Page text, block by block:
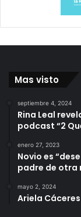
Mas visto
septiembre 4, 2024
Rina Leal
podcast “2
enero 27, 2023
Novio es
padre de otra
mayo 2, 2024
Ariela